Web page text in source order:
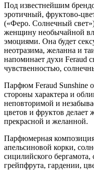
Под известнейшим
эротичный, фруктово-
(«Феро. Солнечный
женщину необычайной
эмоциями. Она будет
неотразима, желанна и
напоминает духи Feraud
чувственностью,
Парфюм Feraud Sunshine
стороны характера и
неповторимой и
цветов и фруктов
прекрасной и желанной.
Парфюмерная
апельсиновой корки,
сицилийского
грейпфрута, гардении,